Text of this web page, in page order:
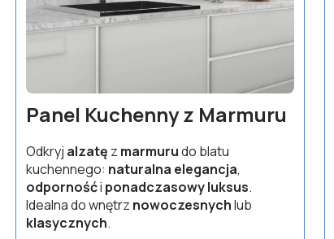
Panel Kuchenny z Marmuru
Odkryj alzatę z marmurudo blatu
kuchennego: naturalna elegancja,
odpornośći ponadczasowy luksus.
Idealna do wnętrz nowoczesnychlub
klasycznych.